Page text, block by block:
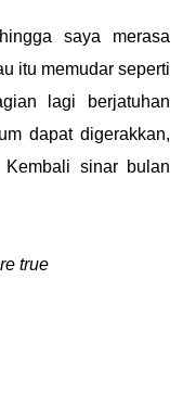
saya merasa
itu memudar seperti
lagi berjatuhan
dapat digerakkan,
sinar bulan
true